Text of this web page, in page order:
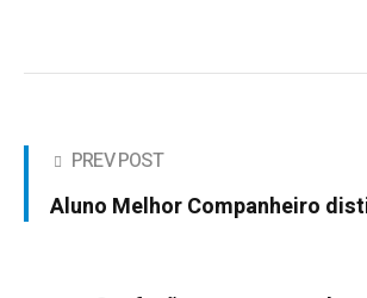
PREV POST
Aluno Melhor Companheiro